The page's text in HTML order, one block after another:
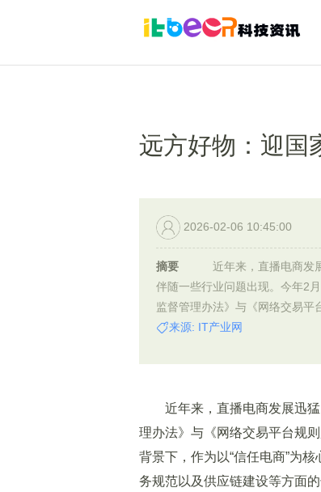
远方好物：迎国
2026-02-06 10:45:00
摘要
近年来，直播电商发
伴随一些行业问题出现。今年2
监督管理办法》与《网络交易平
来源: IT产业网
近年来，直播电商发展迅猛
理办法》与《网络交易平台规
背景下，作为以“信任电商”为
务规范以及供应链建设等方面